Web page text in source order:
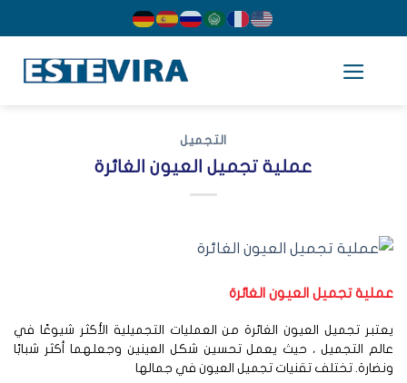
التجميل
عملية تجميل العيون الغائرة
تجميل العيون الغائرة
تجميل العيون الغائرة من العمليات التجميلية الأكثر شيوعًا في
التجميل ، حيث يعمل تحسين شكل العينين وجعلهما أكثر شبابًا
تختلف تقنيات تجميل العيون في جمالها